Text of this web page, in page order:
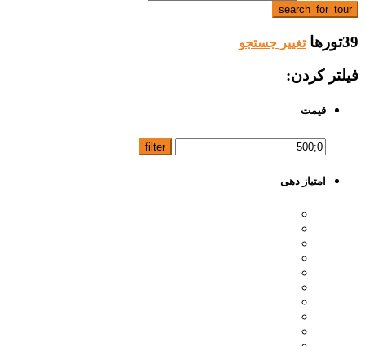
search_for_tour
39تورها تغییر جستجو
فیلتر کردن:
قیمت
filter
امتیاز دهی